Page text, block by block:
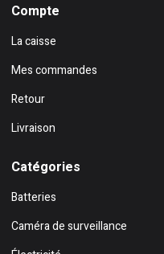
Compte
La caisse
Mes commandes
Retour
Livraison
Catégories
Batteries
Caméra de surveillance